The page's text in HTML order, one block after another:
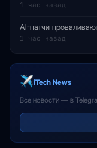
1 час назад
AI-патчи
1 час назад
iTech News
Все новости — в